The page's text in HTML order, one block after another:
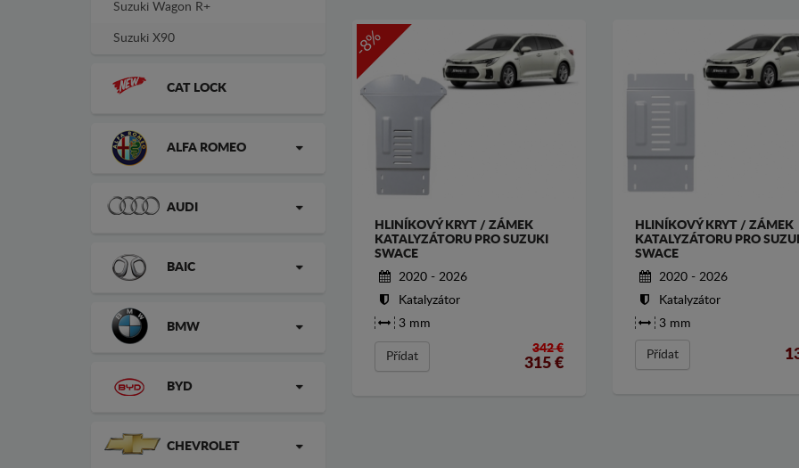
Suzuki Wagon R+
Suzuki X90
CAT LOCK
ALFA ROMEO
AUDI
BAIC
BMW
BYD
CHEVROLET
-8%
HLINÍKOVÝ KRYT / ZÁMEK
KATALYZÁTORU PRO SUZUKI
SWACE
2020 - 2026
Katalyzátor
3 mm
Přídat
342 €
315€
HLINÍKOVÝ KRYT / ZÁMEK
KATALYZÁTORU PRO
SWACE
2020 - 2026
Katalyzátor
3 mm
Přídat